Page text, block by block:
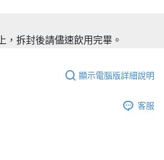
，拆封後請儘速飲用完畢。
顯示電腦版詳細說明
客服